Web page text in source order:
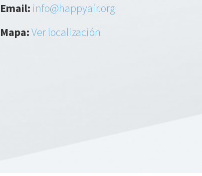
Email: info@happyair.org
Mapa:Ver localización